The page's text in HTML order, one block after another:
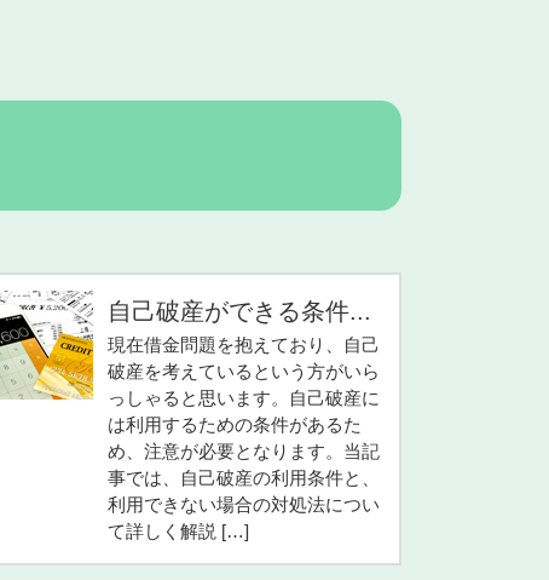
自己破産ができる条件...
現在借金問題を抱えており、自己
破産を考えているという方がいら
っしゃると思います。自己破産に
は利用するための条件があるた
め、注意が必要となります。当記
事では、自己破産の利用条件と、
利用できない場合の対処法につい
て詳しく解説 […]